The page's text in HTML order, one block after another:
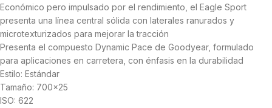
Económico pero impulsado por el rendimiento, el Eagle Sport
presenta una línea central sólida con laterales ranurados y
microtexturizados para mejorar la tracción
Presenta el compuesto Dynamic Pace de Goodyear, formulado
para aplicaciones en carretera, con énfasis en la durabilidad
Estilo: Estándar
Tamaño: 700×25
ISO: 622